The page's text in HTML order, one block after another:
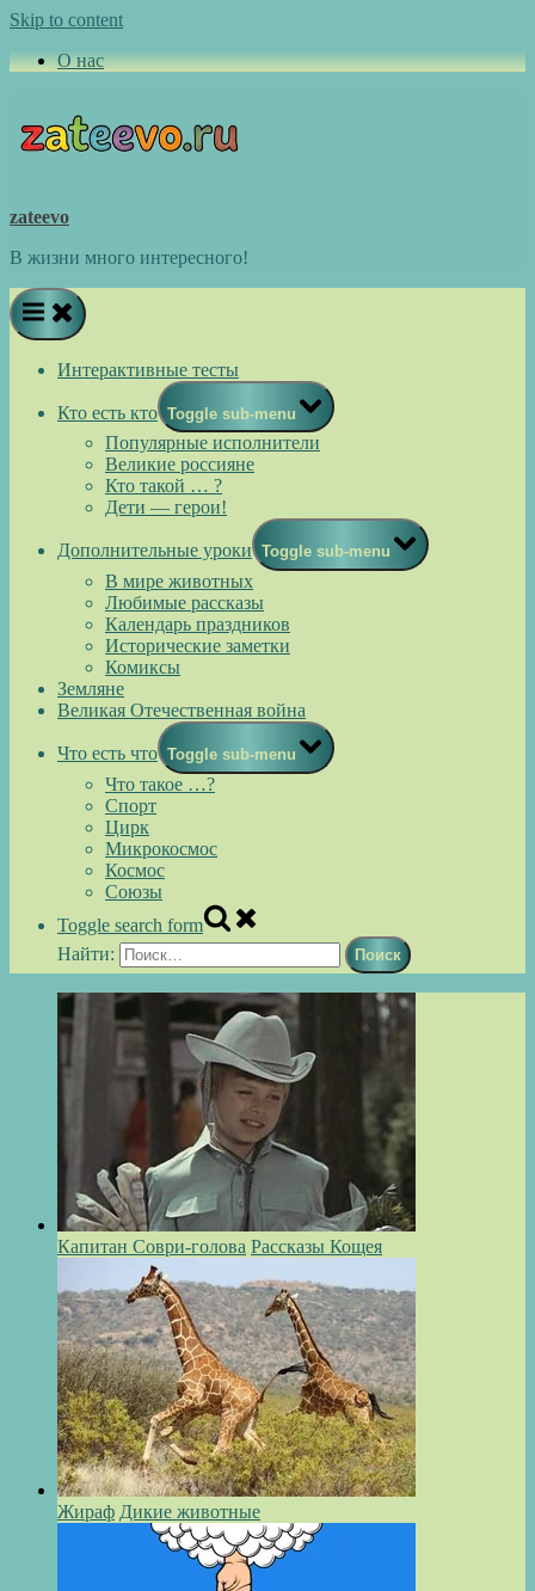
Skip to content
О нас
zateevo
В жизни много интересного!
Интерактивные тесты
Кто есть кто Toggle sub-menu
Популярные исполнители
Великие россияне
Кто такой … ?
Дети — герои!
Дополнительные уроки Toggle sub-menu
В мире животных
Любимые рассказы
Календарь праздников
Исторические заметки
Комиксы
Земляне
Великая Отечественная война
Что есть что Toggle sub-menu
Что такое …?
Спорт
Цирк
Микрокосмос
Космос
Союзы
Toggle search form
Найти:
Капитан Соври-голова Рассказы Кощея
Жираф Дикие животные